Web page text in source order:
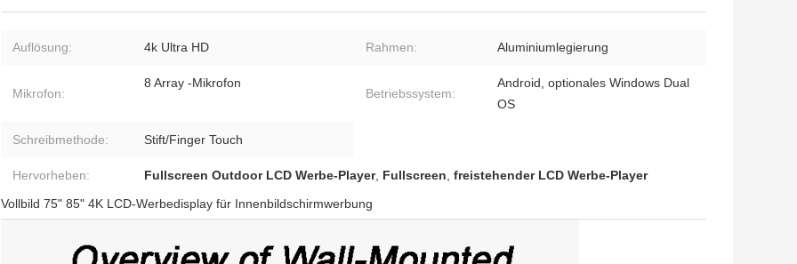
Auflösung: 4k Ultra HD Rahmen: Aluminiumlegierung
Mikrofon:
8 Array -Mikrofon
Betriebssystem:
Android, optionales Windows Dual
OS
Schreibmethode: Stift/Finger Touch
Hervorheben: Fullscreen Outdoor LCD Werbe-Player, Fullscreen, freistehender LCD Werbe-Player
Vollbild 75" 85" 4K LCD-Werbedisplay für Innenbildschirmwerbung